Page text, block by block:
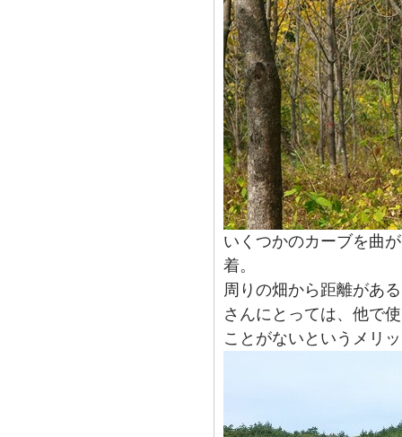
いくつかのカーブを曲
着。
周りの畑から距離があ
さんにとっては、他で
ことがないというメリ